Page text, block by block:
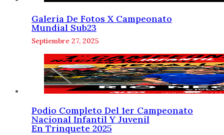
Galeria De Fotos X Campeonato
Mundial Sub23
Septiembre 27, 2025
Podio Completo Del 1er Campeonato
Nacional Infantil Y Juvenil
En Trinquete 2025